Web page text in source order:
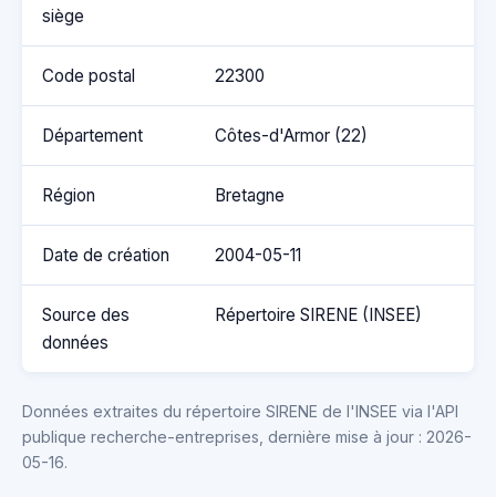
siège
Code postal 22300
Département Côtes-d'Armor (22)
Région Bretagne
Date de création 2004-05-11
Source des
données
Répertoire SIRENE (INSEE)
Données extraites du répertoire SIRENE de l'INSEE via l'API
publique recherche-entreprises, dernière mise à jour : 2026-
05-16.